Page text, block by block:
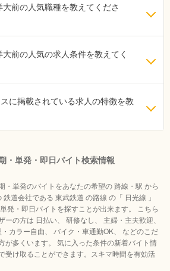
前の人気職種を教えてくださ
前の人気の求人条件を教えてく
に掲載されている求人の特徴を教
・単発・即日バイト検索情報
・単発のバイトをあなたの希望の 路線・駅 から
道会社である 東武鉄道 の路線 の「 日光線 」
発・即日バイトを探すことが出来ます。 こちら
の方は 日払い、 研修なし、 主婦・主夫歓迎、
カラー自由、 バイク・車通勤OK、 などのこだ
が多くいます。 気に入った条件の新着バイト情
受け取ることができます。スキマ時間を有効活